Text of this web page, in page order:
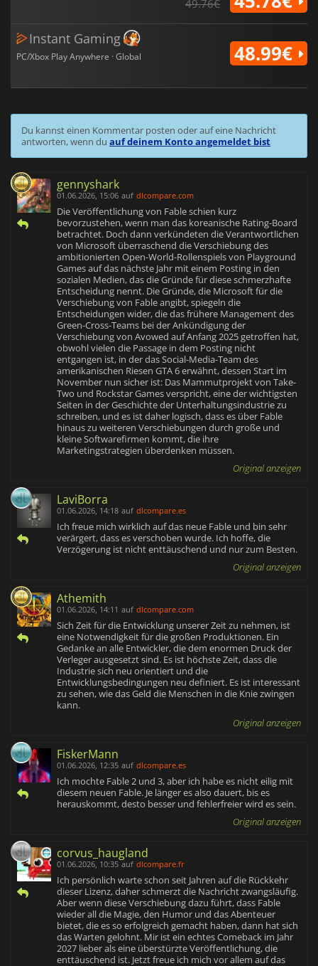
49.76€
Instant Gaming
PC/Xbox Play Anywhere · Global 48.99€
Du kannst einen Kommentar posten oder auf eine Nachricht
antworten, wenn du auf deinem Konto angemeldet bist
gennyshark
01.06.2026, 15:06 auf dlcompare.com
Die Veröffentlichung von Fable schien kurz
bevorzustehen, wenn man das koreanische Rating-Board
betrachtet. Doch dann verkündeten die Verantwortlichen
von Microsoft überraschend die Verschiebung des
ambitionierten Open-World-Rollenspiels von Playground
Games auf das nächste Jahr mit einem Posting in den
sozialen Medien, das die Gründe für diese schmerzhafte
Entscheidung nennt. Die Gründe, die Microsoft für die
Verschiebung von Fable angibt, spiegeln die
Entscheidungen wider, die das frühere Management des
Green-Cross-Teams bei der Ankündigung der
Verschiebung von Avowed auf Anfang 2025 getroffen hat,
obwohl vielen die Passage in dem Posting nicht
entgangen ist, in der das Social-Media-Team des
amerikanischen Riesen GTA 6 erwähnt, dessen Start im
November nun sicher ist: Das Mammutprojekt von Take-
Two und Rockstar Games verspricht, eine der wichtigsten
Seiten in der Geschichte der Unterhaltungsindustrie zu
schreiben, und es ist daher logisch, dass es über Fable
hinaus zu weiteren Verschiebungen durch große und
kleine Softwarefirmen kommt, die ihre
Marketingstrategien überdenken müssen.
Original anzeigen
LaviBorra
01.06.2026, 14:18 auf dlcompare.es
Ich freue mich wirklich auf das neue Fable und bin sehr
verärgert, dass es verschoben wurde. Ich hoffe, die
Verzögerung ist nicht enttäuschend und nur zum Besten.
Original anzeigen
Athemith
01.06.2026, 14:11 auf dlcompare.com
Sich Zeit für die Entwicklung unserer Zeit zu nehmen, ist
eine Notwendigkeit für die großen Produktionen. Ein
Gedanke an alle Entwickler, die dem enormen Druck der
Verleger ausgesetzt sind. Es ist höchste Zeit, dass die
Industrie sich neu orientiert und die
Entwicklungsbedingungen neu definiert. Es ist interessant
zu sehen, wie das Geld die Menschen in die Knie zwingen
kann.
Original anzeigen
FiskerMann
01.06.2026, 12:35 auf dlcompare.es
Ich mochte Fable 2 und 3, aber ich habe es nicht eilig mit
diesem neuen Fable. Je länger es also dauert, bis es
herauskommt, desto besser und fehlerfreier wird es sein.
Original anzeigen
corvus_haugland
01.06.2026, 10:35 auf dlcompare.fr
Ich persönlich warte schon seit Jahren auf die Rückkehr
dieser Lizenz, daher schmerzt die Nachricht zwangsläufig.
Aber wenn diese Verschiebung dazu führt, dass Fable
wieder all die Magie, den Humor und das Abenteuer
bietet, die es so erfolgreich gemacht haben, dann hat sich
das Warten gelohnt. Mir ist ein echtes Comeback im Jahr
2027 lieber als eine überstürzte Veröffentlichung, die
enttäuschend ist. Jetzt freue ich mich vor allem auf das